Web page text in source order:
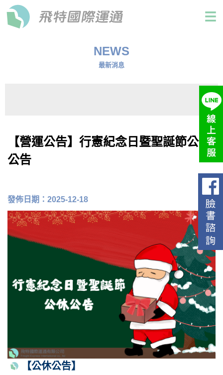
NEWS
最新消息
【營運公告】行憲紀念日暨聖誕節公休
公告
發佈日期：2025-12-18
【公休公告】